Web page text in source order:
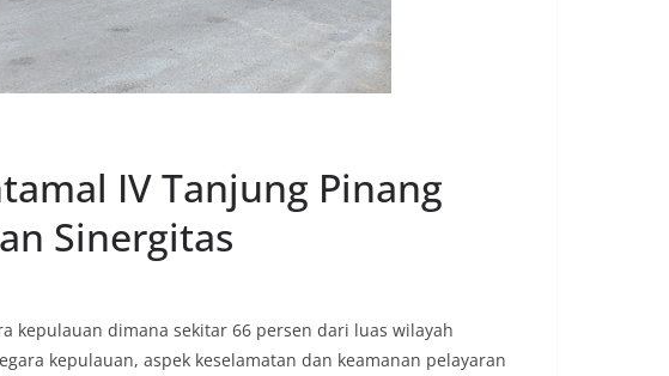
IV Tanjung Pinang
Sinergitas
kepulauan dimana sekitar 66 persen dari luas wilayah
kepulauan, aspek keselamatan dan keamanan pelayaran